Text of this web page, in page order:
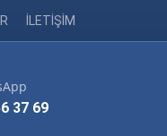
İLETİŞİM
37 69